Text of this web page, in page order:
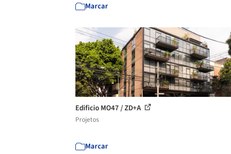
Marcar
Edificio MO47 / ZD+A
Projetos
Marcar